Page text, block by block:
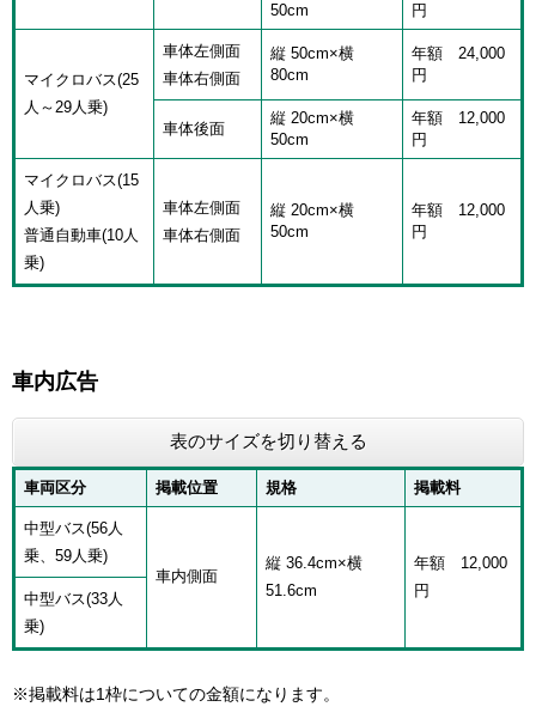
50cm
円
マイクロバス(25
人～29人乗)
車体左側面
車体右側面
縦 50cm×横
80cm
年額 24,000
円
車体後面
縦 20cm×横
50cm
年額 12,000
円
マイクロバス(15
人乗)
普通自動車(10人
乗)
車体左側面
車体右側面
縦 20cm×横
50cm
年額 12,000
円
車内広告
表のサイズを切り替える
車両区分 掲載位置 規格 掲載料
中型バス(56人
乗、59人乗)
車内側面
縦 36.4cm×横
51.6cm
年額 12,000
円
中型バス(33人
乗)
※掲載料は1枠についての金額になります。